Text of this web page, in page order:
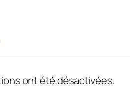
ont été désactivées.